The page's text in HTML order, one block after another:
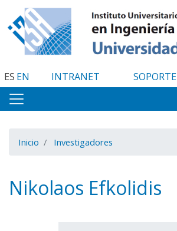
al
contenido
principal
ES EN INTRANET SOPORTE
Inicio Investigadores
Nikolaos Efkolidis